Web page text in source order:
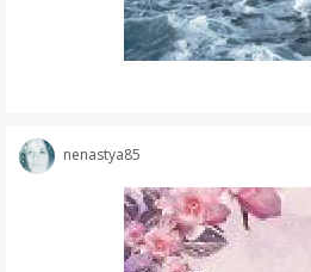
nenastya85